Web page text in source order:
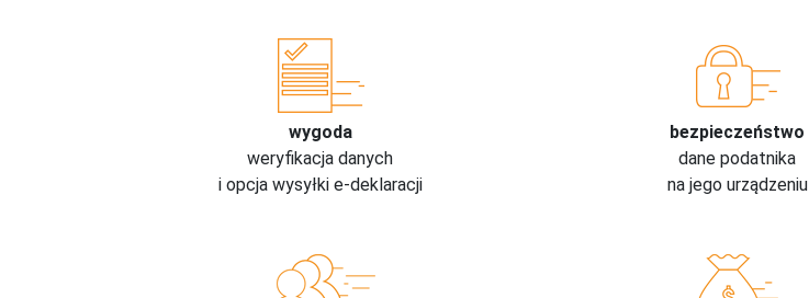
wygoda
weryfikacja danych
i opcja wysyłki e-deklaracji
bezpieczeństwo
dane podatnika
na jego urządzeniu